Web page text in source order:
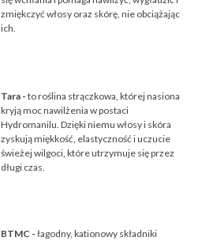
zmiękczyć włosy oraz skórę, nie obciążając
ich.
Tara -to roślina strączkowa, której nasiona
kryją moc nawilżenia w postaci
Hydromanilu. Dzięki niemu włosy i skóra
zyskują miękkość, elastyczność i uczucie
świeżej wilgoci, które utrzymuje się przez
długi czas.
BTMC -łagodny, kationowy składniki